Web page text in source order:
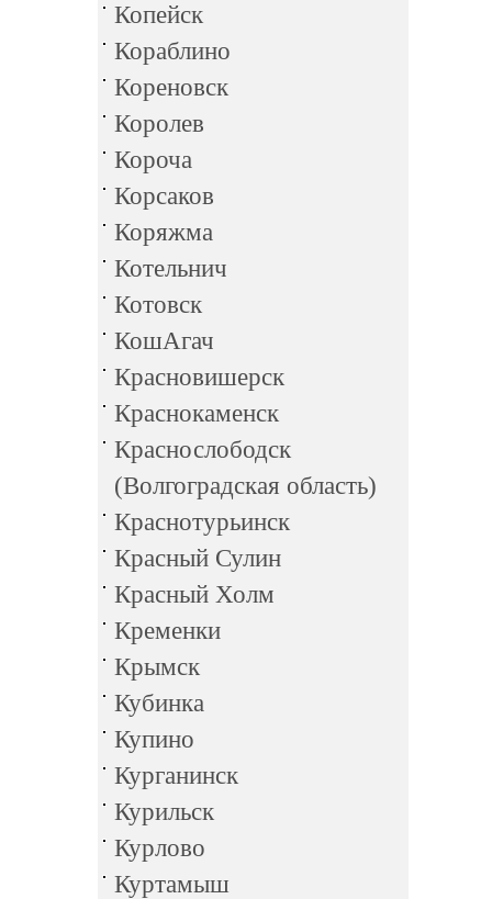
Копейск
Кораблино
Кореновск
Королев
Короча
Корсаков
Коряжма
Котельнич
Котовск
КошАгач
Красновишерск
Краснокаменск
Краснослободск
(Волгоградская область)
Краснотурьинск
Красный Сулин
Красный Холм
Кременки
Крымск
Кубинка
Купино
Курганинск
Курильск
Курлово
Куртамыш